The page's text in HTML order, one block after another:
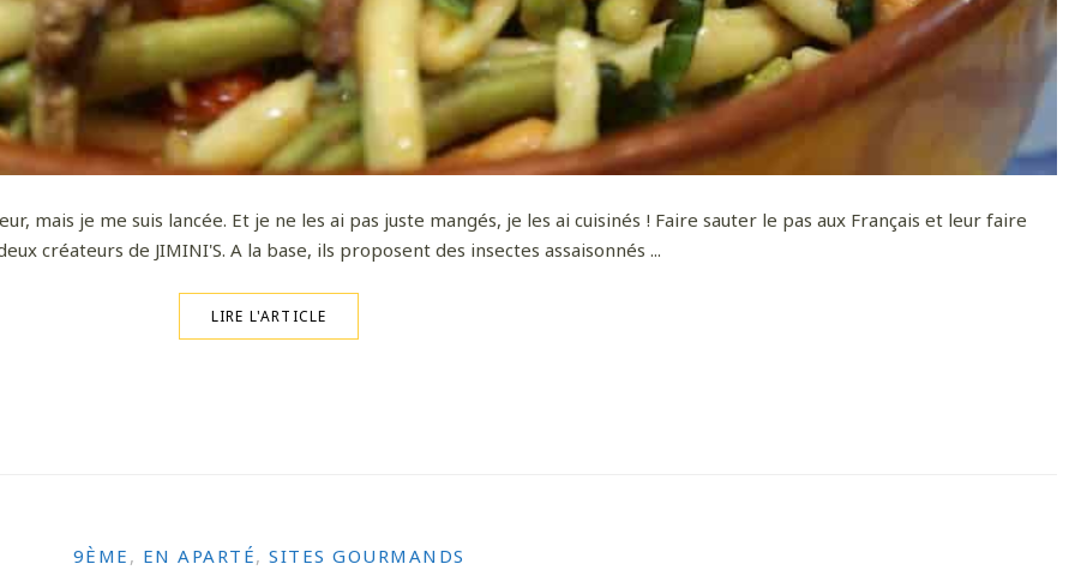
mais je me suis lancée. Et je ne les ai pas juste mangés, je les ai cuisinés ! Faire sauter le pas aux Français et leur faire
créateurs de JIMINI'S. A la base, ils proposent des insectes assaisonnés ...
LIRE L'ARTICLE
9ÈME , EN APARTÉ, SITES GOURMANDS